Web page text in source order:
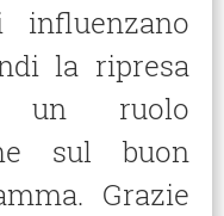
la ripresa
ruolo
sul buon
Grazie